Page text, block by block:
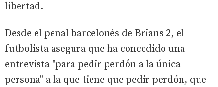
libertad.
Desde el penal barcelonés de Brians 2, el
futbolista asegura que ha concedido una
entrevista "para pedir perdón a la única
persona" a la que tiene que pedir perdón, que